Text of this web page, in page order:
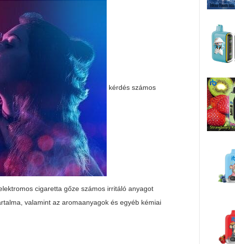
kérdés számos
cigaretta gőze számos irritáló anyagot
valamint az aromaanyagok és egyéb kémiai